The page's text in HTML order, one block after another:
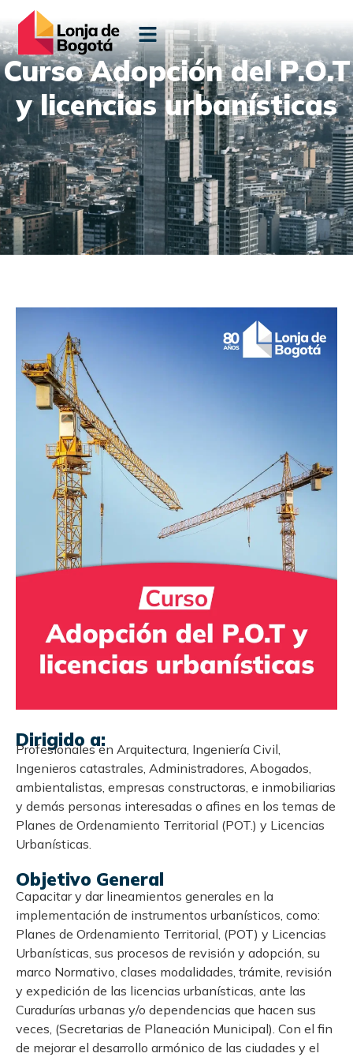
Curso Adopción del P.O.T
y licencias urbanísticas
Dirigido a:
Profesionales en Arquitectura, Ingeniería Civil,
Ingenieros catastrales, Administradores, Abogados,
ambientalistas, empresas constructoras, e inmobiliarias
y demás personas interesadas o afines en los temas de
Planes de Ordenamiento Territorial (POT.) y Licencias
Urbanísticas.
Objetivo General
Capacitar y dar lineamientos generales en la
implementación de instrumentos urbanísticos, como:
Planes de Ordenamiento Territorial, (POT) y Licencias
Urbanísticas, sus procesos de revisión y adopción, su
marco Normativo, clases modalidades, trámite, revisión
y expedición de las licencias urbanísticas, ante las
Curadurías urbanas y/o dependencias que hacen sus
veces, (Secretarias de Planeación Municipal). Con el fin
de mejorar el desarrollo armónico de las ciudades y el